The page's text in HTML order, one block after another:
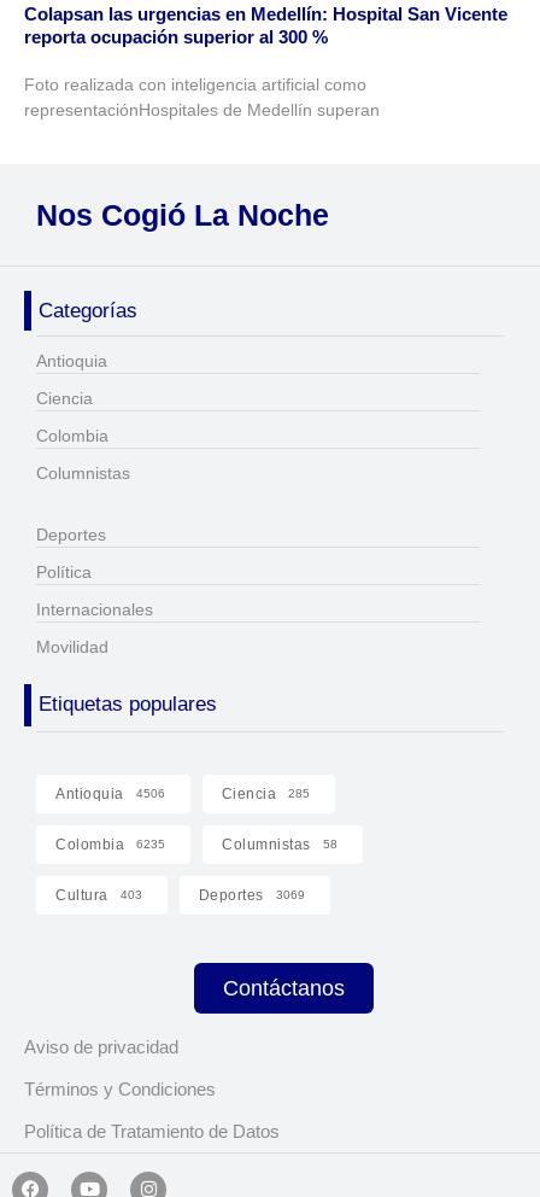
Colapsan las urgencias en Medellín: Hospital San Vicente
reporta ocupación superior al 300 %
Foto realizada con inteligencia artificial como
representaciónHospitales de Medellín superan
Nos Cogió La Noche
Categorías
Antioquia
Ciencia
Colombia
Columnistas
Deportes
Política
Internacionales
Movilidad
Etiquetas populares
Antioquia 4506 Ciencia 285
Colombia 6235 Columnistas 58
Cultura 403 Deportes 3069
Contáctanos
Aviso de privacidad
Términos y Condiciones
Política de Tratamiento de Datos